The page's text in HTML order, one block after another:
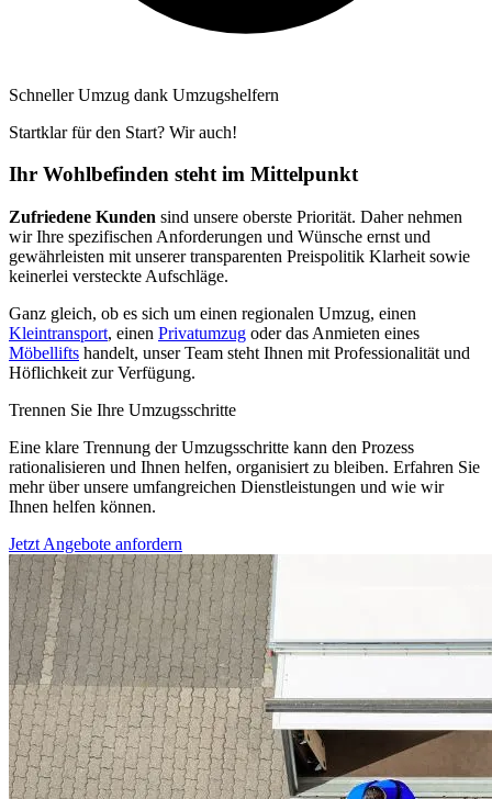
Schneller Umzug dank Umzugshelfern
Startklar für den Start? Wir auch!
Ihr Wohlbefinden steht im Mittelpunkt
Zufriedene Kunden sind unsere oberste Priorität. Daher nehmen
wir Ihre spezifischen Anforderungen und Wünsche ernst und
gewährleisten mit unserer transparenten Preispolitik Klarheit sowie
keinerlei versteckte Aufschläge.
Ganz gleich, ob es sich um einen regionalen Umzug, einen
Kleintransport, einen Privatumzug oder das Anmieten eines
Möbellifts handelt, unser Team steht Ihnen mit Professionalität und
Höflichkeit zur Verfügung.
Trennen Sie Ihre Umzugsschritte
Eine klare Trennung der Umzugsschritte kann den Prozess
rationalisieren und Ihnen helfen, organisiert zu bleiben. Erfahren Sie
mehr über unsere umfangreichen Dienstleistungen und wie wir
Ihnen helfen können.
Jetzt Angebote anfordern